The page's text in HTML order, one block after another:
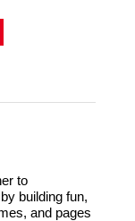
to
building fun,
and pages